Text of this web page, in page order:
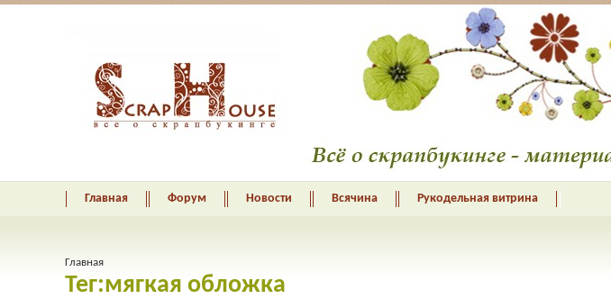
Главная Форум Новости Всячина Рукодельная витрина
Главная
Тег:мягкая обложка